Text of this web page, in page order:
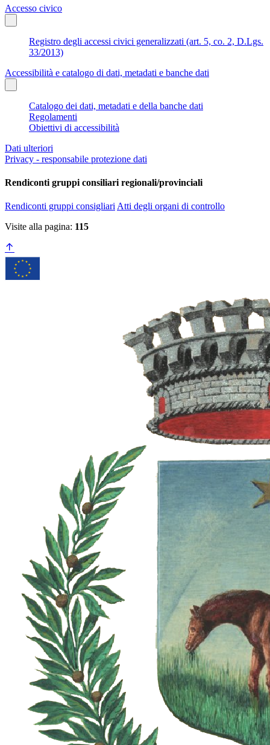
Accesso civico
Registro degli accessi civici generalizzati (art. 5, co. 2, D.Lgs.
33/2013)
Accessibilità e catalogo di dati, metadati e banche dati
Catalogo dei dati, metadati e della banche dati
Regolamenti
Obiettivi di accessibilità
Dati ulteriori
Privacy - responsabile protezione dati
Rendiconti gruppi consiliari regionali/provinciali
Rendiconti gruppi consigliari Atti degli organi di controllo
Visite alla pagina: 115